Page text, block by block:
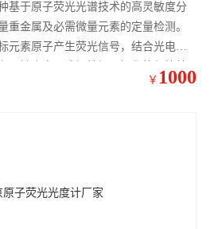
基于原子荧光光谱技术的高灵敏度分
重金属及必需微量元素的定量检测。
元素原子产生荧光信号，结合光电检
灵敏度高、选择性好、操作简便等特
评估的关键设备。
￥ 1000